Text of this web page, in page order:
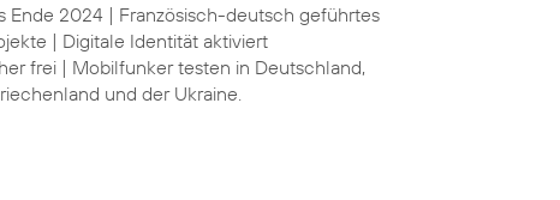
Ende 2024 | Französisch-deutsch geführtes
| Digitale Identität aktiviert
frei | Mobilfunker testen in Deutschland,
und der Ukraine.